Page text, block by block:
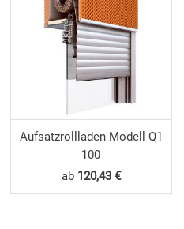
Aufsatzrollladen Modell Q1
100
ab 120,43 €